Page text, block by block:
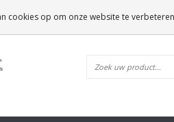
cookies op om onze website te